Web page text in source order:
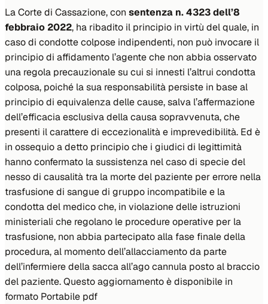
La Corte di Cassazione, con sentenza n. 4323 dell’8
febbraio 2022, ha ribadito il principio in virtù del quale, in
caso di condotte colpose indipendenti, non può invocare il
principio di affidamento l’agente che non abbia osservato
una regola precauzionale su cui si innesti l’altrui condotta
colposa, poiché la sua responsabilità persiste in base al
principio di equivalenza delle cause, salva l’affermazione
dell’efficacia esclusiva della causa sopravvenuta, che
presenti il carattere di eccezionalità e imprevedibilità. Ed è
in ossequio a detto principio che i giudici di legittimità
hanno confermato la sussistenza nel caso di specie del
nesso di causalità tra la morte del paziente per errore nella
trasfusione di sangue di gruppo incompatibile e la
condotta del medico che, in violazione delle istruzioni
ministeriali che regolano le procedure operative per la
trasfusione, non abbia partecipato alla fase finale della
procedura, al momento dell’allacciamento da parte
dell’infermiere della sacca all’ago cannula posto al braccio
del paziente. Questo aggiornamento è disponibile in
formato Portabile pdf